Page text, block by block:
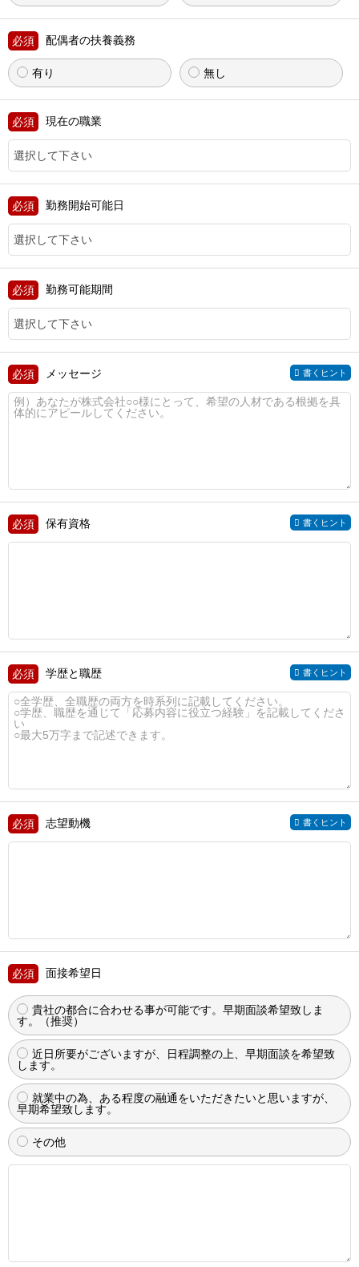
配偶者の扶養義務
有り 無し
現在の職業
勤務開始可能日
勤務可能期間
書くヒント
メッセージ
書くヒント
保有資格
書くヒント
学歴と職歴
書くヒント
志望動機
面接希望日
貴社の都合に合わせる事が可能です。早期面談希望致しま
す。（推奨）
近日所要がございますが、日程調整の上、早期面談を希望致
します。
就業中の為、ある程度の融通をいただきたいと思いますが、
早期希望致します。
その他